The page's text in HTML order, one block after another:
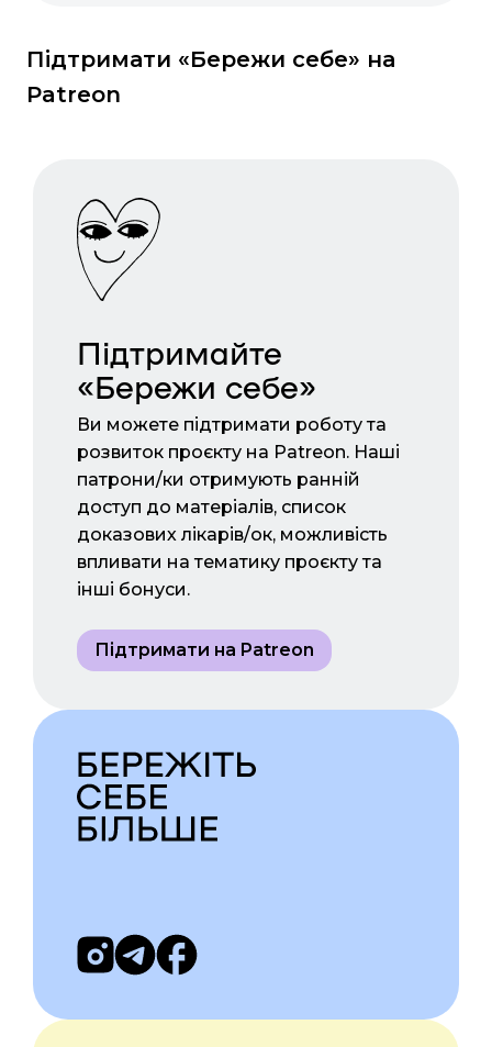
Підтримати «Бережи себе» на
Patreon
Підтримайте
«Бережи себе»
Ви можете підтримати роботу та
розвиток проєкту на Patreon. Наші
патрони/ки отримують ранній
доступ до матеріалів, список
доказових лікарів/ок, можливість
впливати на тематику проєкту та
інші бонуси.
Підтримати на Patreon